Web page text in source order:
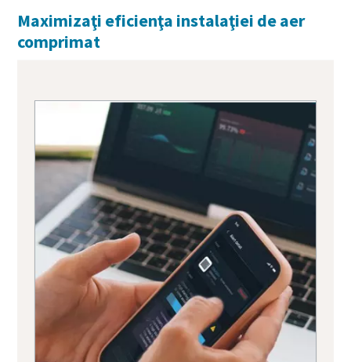
Maximizaţi eficienţa instalaţiei de aer
comprimat